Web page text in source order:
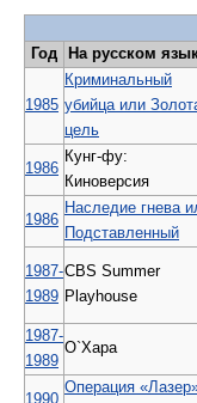
Год
На русском
1985
Криминальный
убийца или
цель
1986
Кунг-фу:
Киноверсия
1986
Наследие гнева
Подставленный
1987-
1989
CBS Summer
Playhouse
1987-
1989
О`Хара
Операция